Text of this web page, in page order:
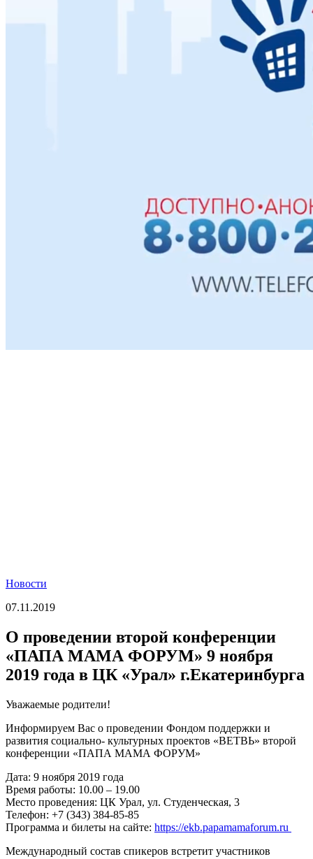
Новости
07.11.2019
О проведении второй конференции
«ПАПА МАМА ФОРУМ» 9 ноября
2019 года в ЦК «Урал» г.Екатеринбурга
Уважаемые родители!
Информируем Вас о проведении Фондом поддержки и
развития социально- культурных проектов «ВЕТВЬ» второй
конференции «ПАПА МАМА ФОРУМ»
Дата: 9 ноября 2019 года
Время работы: 10.00 – 19.00
Место проведения: ЦК Урал, ул. Студенческая, 3
​Телефон: +7 (343) 384-85-85
Программа и билеты на сайте: https://ekb.papamamaforum.ru
Международный состав спикеров встретит участников